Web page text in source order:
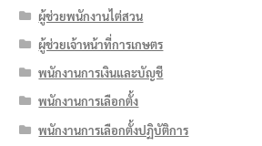
ผู้ช่วยพนักงานไต่สวน
ผู้ช่วยเจ้าหน้าที่การเกษตร
พนักงานการเงินและบัญชี
พนักงานการเลือกตั้ง
พนักงานการเลือกตั้งปฏิบัติการ